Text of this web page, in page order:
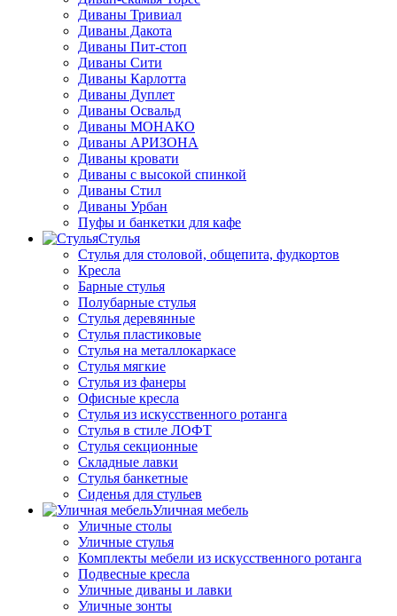
Диваны Тривиал
Диваны Дакота
Диваны Пит-стоп
Диваны Сити
Диваны Карлотта
Диваны Дуплет
Диваны Освальд
Диваны МОНАКО
Диваны АРИЗОНА
Диваны кровати
Диваны с высокой спинкой
Диваны Стил
Диваны Урбан
Пуфы и банкетки для кафе
Стулья
Стулья для столовой, общепита, фудкортов
Кресла
Барные стулья
Полубарные стулья
Стулья деревянные
Стулья пластиковые
Стулья на металлокаркасе
Стулья мягкие
Стулья из фанеры
Офисные кресла
Стулья из искусственного ротанга
Стулья в стиле ЛОФТ
Стулья секционные
Складные лавки
Стулья банкетные
Сиденья для стульев
Уличная мебель
Уличные столы
Уличные стулья
Комплекты мебели из искусственного ротанга
Подвесные кресла
Уличные диваны и лавки
Уличные зонты